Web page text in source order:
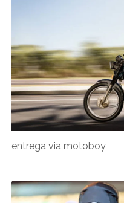
entrega via motoboy